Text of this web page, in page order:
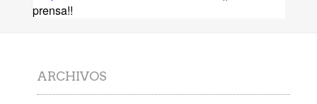
prensa!!
ARCHIVOS